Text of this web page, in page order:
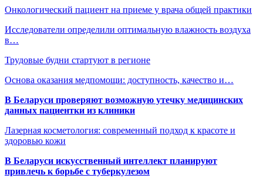
Онкологический пациент на приеме у врача общей практики
Исследователи определили оптимальную влажность воздуха
в…
Трудовые будни стартуют в регионе
Основа оказания медпомощи: доступность, качество и…
В Беларуси проверяют возможную утечку медицинских
данных пациентки из клиники
Лазерная косметология: современный подход к красоте и
здоровью кожи
В Беларуси искусственный интеллект планируют
привлечь к борьбе с туберкулезом